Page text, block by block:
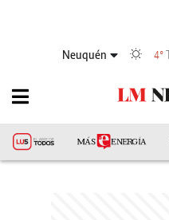
Neuquén 4°